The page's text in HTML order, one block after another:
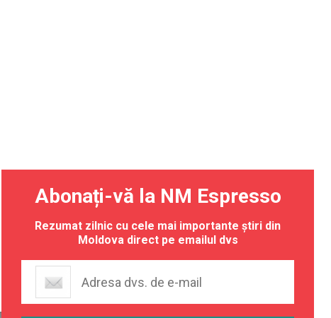
Abonați-vă la NM Espresso
Rezumat zilnic cu cele mai importante știri din
Moldova direct pe emailul dvs